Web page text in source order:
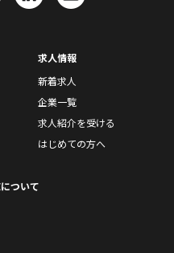
求人情報
新着求人
企業一覧
求人紹介を受ける
はじめての方へ
ついて